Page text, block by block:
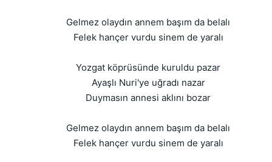
Gelmez olaydın annem başım da belalı
Felek hançer vurdu sinem de yaralı
Yozgat köprüsünde kuruldu pazar
Ayaşlı Nuri'ye uğradı nazar
Duymasın annesi aklını bozar
Gelmez olaydın annem başım da belalı
Felek hançer vurdu sinem de yaralı